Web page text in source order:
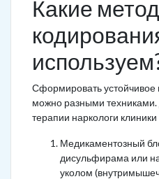
Какие
Сформировать устойчивое
можно разными техниками.
терапии наркологи
Медикаментозный
дисульфирама или
уколом